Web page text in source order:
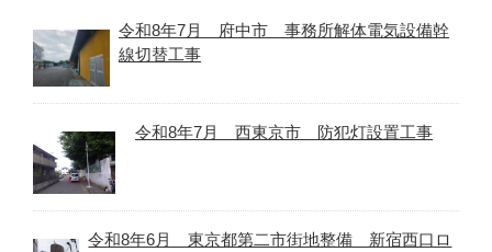
令和8年7月 府中市 事務所解体電気設備幹
線切替工事
令和8年7月 西東京市 防犯灯設置工事
令和8年6月 東京都第二市街地整備 新宿西口ロ